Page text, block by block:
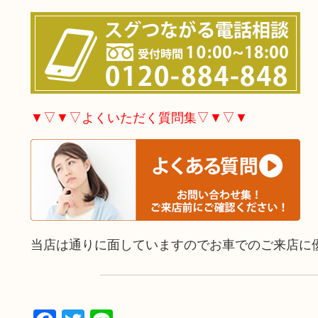
▼▽▼▽よくいただく質問集▽▼▽▼
当店は通りに面していますのでお車でのご来店に